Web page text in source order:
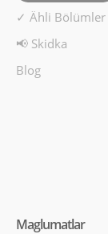
✓ Ähli Bölümler
📢 Skidka
Blog
Maglumatlar